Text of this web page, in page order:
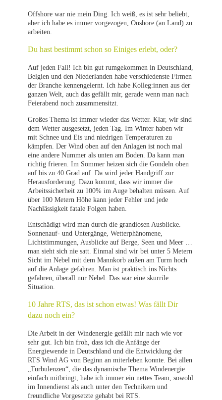
Offshore war nie mein Ding. Ich weiß, es ist sehr beliebt,
aber ich habe es immer vorgezogen, Onshore (an Land) zu
arbeiten.
Du hast bestimmt schon so Einiges erlebt, oder?
Auf jeden Fall! Ich bin gut rumgekommen in Deutschland,
Belgien und den Niederlanden habe verschiedenste Firmen
der Branche kennengelernt. Ich habe Kolleg:innen aus der
ganzen Welt, auch das gefällt mir, gerade wenn man nach
Feierabend noch zusammensitzt.
Großes Thema ist immer wieder das Wetter. Klar, wir sind
dem Wetter ausgesetzt, jeden Tag. Im Winter haben wir
mit Schnee und Eis und niedrigen Temperaturen zu
kämpfen. Der Wind oben auf den Anlagen ist noch mal
eine andere Nummer als unten am Boden. Da kann man
richtig frieren. Im Sommer heizen sich die Gondeln oben
auf bis zu 40 Grad auf. Da wird jeder Handgriff zur
Herausforderung. Dazu kommt, dass wir immer die
Arbeitssicherheit zu 100% im Auge behalten müssen. Auf
über 100 Metern Höhe kann jeder Fehler und jede
Nachlässigkeit fatale Folgen haben.
Entschädigt wird man durch die grandiosen Ausblicke.
Sonnenauf- und Untergänge, Wetterphänomene,
Lichtstimmungen, Ausblicke auf Berge, Seen und Meer …
man sieht sich nie satt. Einmal sind wir bei unter 5 Metern
Sicht im Nebel mit dem Mannkorb außen am Turm hoch
auf die Anlage gefahren. Man ist praktisch ins Nichts
gefahren, überall nur Nebel. Das war eine skurrile
Situation.
10 Jahre RTS, das ist schon etwas! Was fällt Dir
dazu noch ein?
Die Arbeit in der Windenergie gefällt mir nach wie vor
sehr gut. Ich bin froh, dass ich die Anfänge der
Energiewende in Deutschland und die Entwicklung der
RTS Wind AG von Beginn an miterleben konnte. Bei allen
„Turbulenzen“, die das dynamische Thema Windenergie
einfach mitbringt, habe ich immer ein nettes Team, sowohl
im Innendienst als auch unter den Technikern und
freundliche Vorgesetzte gehabt bei RTS.